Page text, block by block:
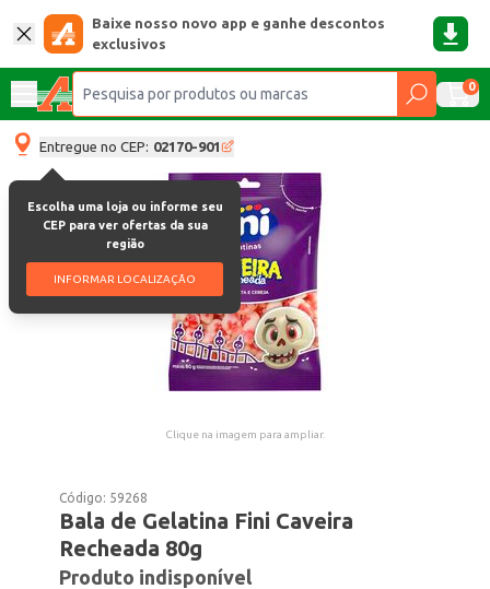
Baixe nosso novo app e ganhe descontos
exclusivos
0
Entregue no CEP: 02170-901
Escolha uma loja ou informe seu
CEP para ver ofertas da sua
região
INFORMAR LOCALIZAÇÃO
Clique na imagem para ampliar.
Código: 59268
Bala de Gelatina Fini Caveira
Recheada 80g
Produto indisponível